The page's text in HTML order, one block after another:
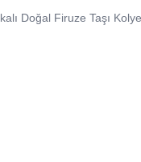
Doğal Firuze Taşı